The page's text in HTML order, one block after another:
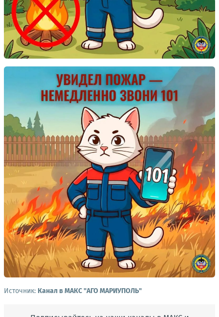
Источник: Канал в МАКС "АГО МАРИУПОЛЬ"